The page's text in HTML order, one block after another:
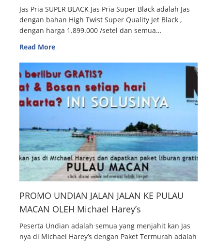
Jas Pria SUPER BLACK Jas Pria Super Black adalah Jas
dengan bahan High Twist Super Quality Jet Black ,
dengan harga 1.899.000 /setel dan semua…
Read More
PROMO UNDIAN JALAN JALAN KE PULAU
MACAN OLEH Michael Harey’s
Peserta Undian adalah semua yang menjahit kan Jas
nya di Michael Harey’s dengan Paket Termurah adalah